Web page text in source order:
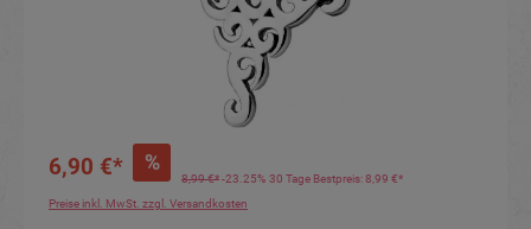
6,90 €* %
8,99 €*-23.25% 30 Tage Bestpreis: 8,99 €*
Preise inkl. MwSt. zzgl. Versandkosten